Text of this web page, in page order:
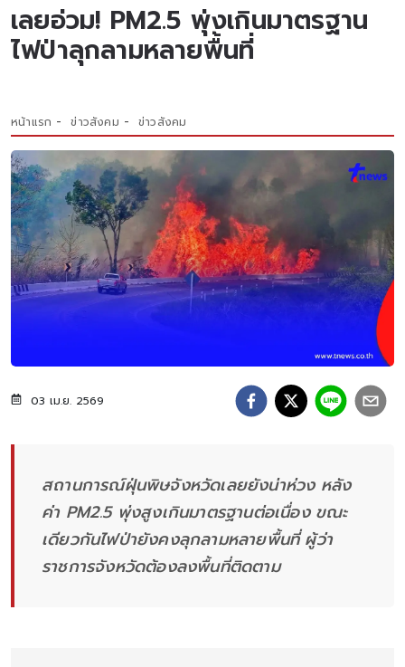
เลยอ่วม! PM2.5 พุ่งเกินมาตรฐาน
ไฟป่าลุกลามหลายพื้นที่
หน้าแรก ข่าวสังคม ข่าวสังคม
03 เม.ย. 2569
สถานการณ์ฝุ่นพิษจังหวัดเลยยังน่าห่วง หลัง
ค่า PM2.5 พุ่งสูงเกินมาตรฐานต่อเนื่อง ขณะ
เดียวกันไฟป่ายังคงลุกลามหลายพื้นที่ ผู้ว่า
ราชการจังหวัดต้องลงพื้นที่ติดตาม